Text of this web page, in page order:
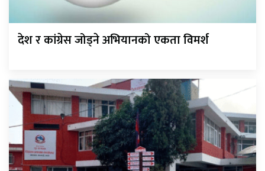
देश र कांग्रेस जोड्ने अभियानको एकता विमर्श